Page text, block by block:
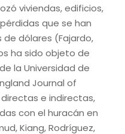
viviendas, edificios,
que se han
dólares (Fajardo,
ha sido objeto de
la Universidad de
Journal of
e indirectas,
con el huracán en
Kiang, Rodríguez,